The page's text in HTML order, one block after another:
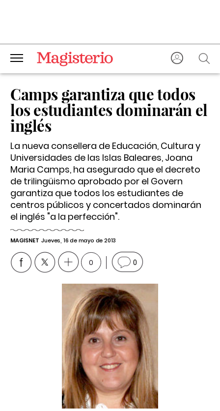
Camps garantiza que todos
los estudiantes dominarán el
inglés
La nueva consellera de Educación, Cultura y
Universidades de las Islas Baleares, Joana
Maria Camps, ha asegurado que el decreto
de trilingüismo aprobado por el Govern
garantiza que todos los estudiantes de
centros públicos y concertados dominarán
el inglés "a la perfección".
MAGISNET Jueves, 16 de mayo de 2013
0 0